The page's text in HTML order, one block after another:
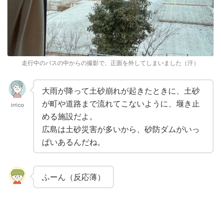
走行中のバスの中からの撮影で、正面を外してしまいました（汗）
irrico
大雨が降って土砂崩れが起きたときに、土砂
が町や道路まで流れてこないように、堰き止
める施設だよ。
広島は土砂災害が多いから、砂防ダムがいっ
ぱいあるんだね。
ふーん（反応薄）